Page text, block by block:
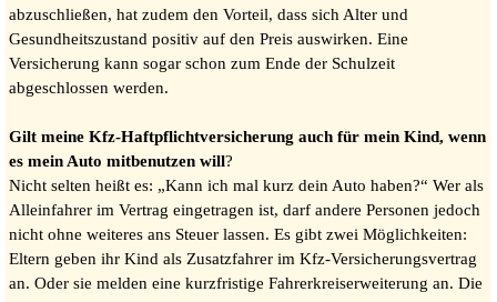
abzuschließen, hat zudem den Vorteil, dass sich Alter und
Gesundheitszustand positiv auf den Preis auswirken. Eine
Versicherung kann sogar schon zum Ende der Schulzeit
abgeschlossen werden.
Gilt meine Kfz-Haftpflichtversicherung auch für mein Kind, wenn
es mein Auto mitbenutzen will?
Nicht selten heißt es: „Kann ich mal kurz dein Auto haben?“ Wer als
Alleinfahrer im Vertrag eingetragen ist, darf andere Personen jedoch
nicht ohne weiteres ans Steuer lassen. Es gibt zwei Möglichkeiten:
Eltern geben ihr Kind als Zusatzfahrer im Kfz-Versicherungsvertrag
an. Oder sie melden eine kurzfristige Fahrerkreiserweiterung an. Die